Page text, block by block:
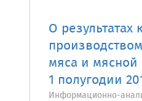
О результатах
мяса и
1 полугодии
Информационно-